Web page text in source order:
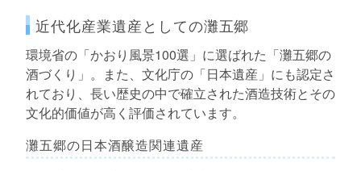
近代化産業遺産としての灘五郷
環境省の「かおり風景100選」に選ばれた「灘五郷の
酒づくり」。また、文化庁の「日本遺産」にも認定さ
れており、長い歴史の中で確立された酒造技術とその
文化的価値が高く評価されています。
灘五郷の日本酒醸造関連遺産